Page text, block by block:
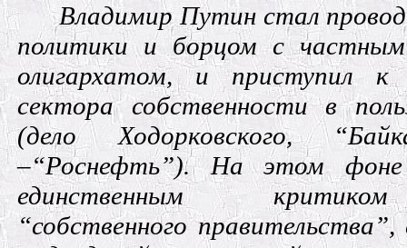
Владимир Путин стал
политики и борцом с
олигархатом, и приступил к
сектора собственности в
(дело Ходорковского,
–“Роснефть”). На этом
единственным
“собственного правительства”,